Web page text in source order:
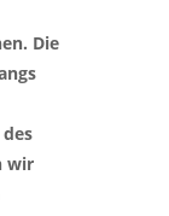
Die
wir